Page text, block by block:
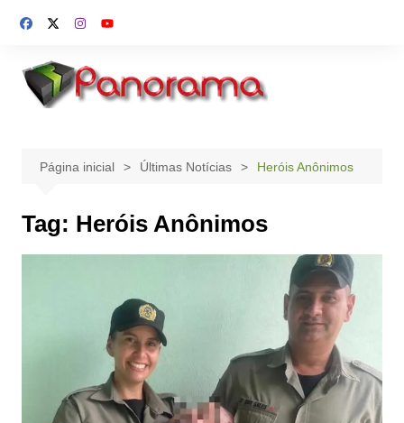
para
conteúdo
Página inicial Últimas Notícias Heróis Anônimos
Tag: Heróis Anônimos